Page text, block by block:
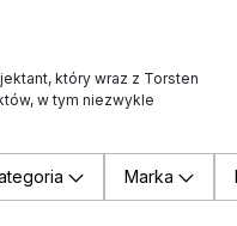
który wraz z Torsten
w tym niezwykle
Marka